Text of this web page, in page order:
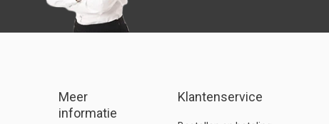
Meer
informatie
Klantenservice